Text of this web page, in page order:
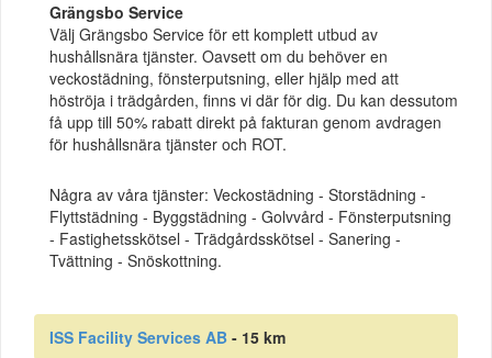
Grängsbo Service
Välj Grängsbo Service för ett komplett utbud av
hushållsnära tjänster. Oavsett om du behöver en
veckostädning, fönsterputsning, eller hjälp med att
höströja i trädgården, finns vi där för dig. Du kan dessutom
få upp till 50% rabatt direkt på fakturan genom avdragen
för hushållsnära tjänster och ROT.
Några av våra tjänster: Veckostädning - Storstädning -
Flyttstädning - Byggstädning - Golvvård - Fönsterputsning
- Fastighetsskötsel - Trädgårdsskötsel - Sanering -
Tvättning - Snöskottning.
ISS Facility Services AB - 15 km